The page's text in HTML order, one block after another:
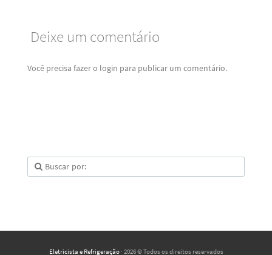
Deixe um comentário
Você precisa fazer o login para publicar um comentário.
Eletricista e Refrigeração· 2026 © Todos os direitos reservados